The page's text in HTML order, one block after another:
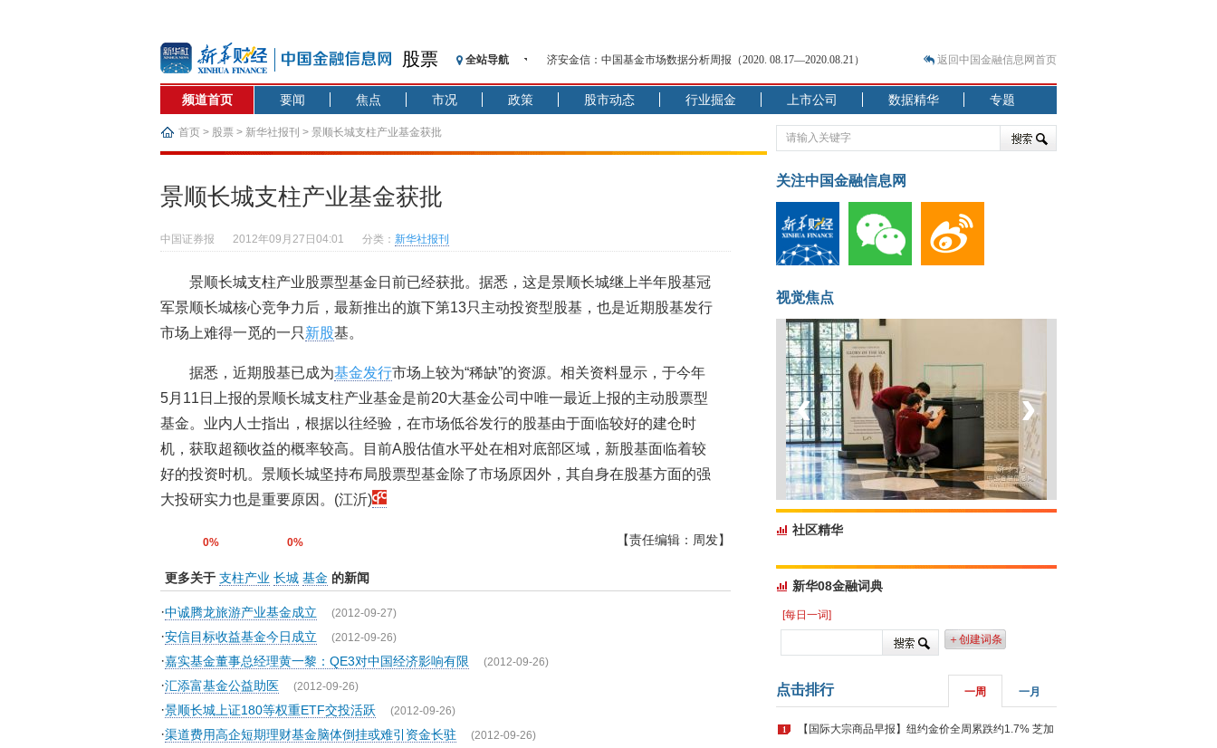
股票 全站导航
济安金信：中国基金市场数据分析周报（2020. 08.17—2020.08.21）
【见·闻】疫情下，新加坡旅游业步履维艰
记者手记：疫情下的香港零售业如何浴火重生？
【见·闻】疫情下一家香港传统零售商的转型突围之旅
济安金信：中国基金市场数据分析周报（2020. 07.27—2020.07.31）
【新华财经调查】同业存单、结构性存款玩起“跷跷板” 结构性失衡藏
央行公开市场净投放300亿元 短端资金利率明显下行
基本面及股市双轮冲击 债市回调十年期债表现最弱
沥青期货连续两日涨逾3% 沪银及两粕涨势喜人
恒生聚源：北斗收官之星发射成功，全产业链解析
返回中国金融信息网首页
频道首页 要闻 焦点 市况 政策 股市动态 行业掘金 上市公司 数据精华 专题
首页 > 股票 > 新华社报刊 > 景顺长城支柱产业基金获批
景顺长城支柱产业基金获批
中国证券报 2012年09月27日04:01 分类： 新华社报刊
景顺长城支柱产业股票型基金日前已经获批。据悉，这是景顺长城继上半年股基冠
军景顺长城核心竞争力后，最新推出的旗下第13只主动投资型股基，也是近期股基发行
市场上难得一觅的一只 新股基。
据悉，近期股基已成为基金发行市场上较为“稀缺”的资源。相关资料显示，于今年
5月11日上报的景顺长城支柱产业基金是前20大基金公司中唯一最近上报的主动股票型
基金。业内人士指出，根据以往经验，在市场低谷发行的股基由于面临较好的建仓时
机，获取超额收益的概率较高。目前A股估值水平处在相对底部区域，新股基面临着较
好的投资时机。景顺长城坚持布局股票型基金除了市场原因外，其自身在股基方面的强
大投研实力也是重要原因。(江沂)
0% 0% 【责任编辑：周发】
更多关于 支柱产业 长城 基金 的新闻
·中诚腾龙旅游产业基金成立 (2012-09-27)
·安信目标收益基金今日成立 (2012-09-26)
·嘉实基金董事总经理黄一黎：QE3对中国经济影响有限 (2012-09-26)
·汇添富基金公益助医 (2012-09-26)
·景顺长城上证180等权重ETF交投活跃 (2012-09-26)
·渠道费用高企短期理财基金脑体倒挂或难引资金长驻 (2012-09-26)
关注中国金融信息网
视觉焦点
菲律宾：防疫降级
‹ ›
社区精华
新华08金融词典
[每日一词]
＋创建词条
点击排行 一周 一月
1 【国际大宗商品早报】纽约金价全周累跌约1.7% 芝加